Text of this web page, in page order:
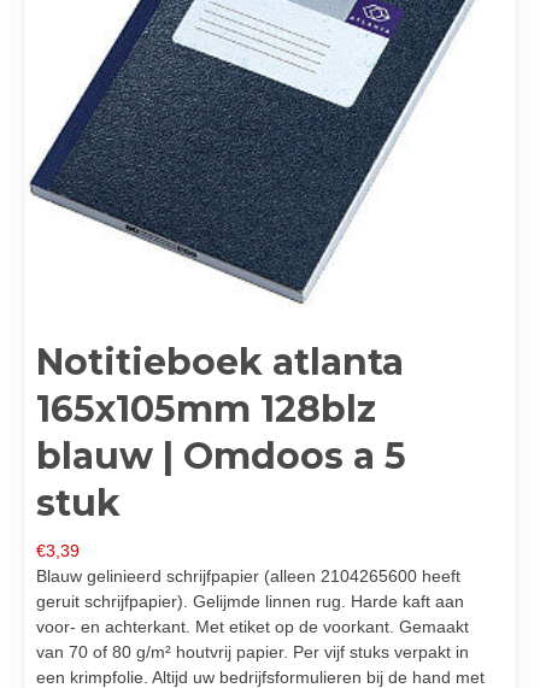
Notitieboek atlanta
165x105mm 128blz
blauw | Omdoos a 5
stuk
€3,39
Blauw gelinieerd schrijfpapier (alleen 2104265600 heeft
geruit schrijfpapier). Gelijmde linnen rug. Harde kaft aan
voor- en achterkant. Met etiket op de voorkant. Gemaakt
van 70 of 80 g/m² houtvrij papier. Per vijf stuks verpakt in
een krimpfolie. Altijd uw bedrijfsformulieren bij de hand met